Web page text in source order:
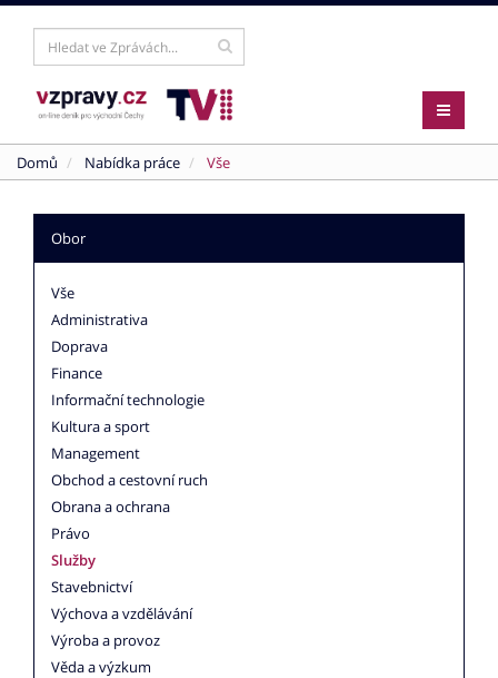
Domů Nabídka práce Vše
Obor
Vše
Administrativa
Doprava
Finance
Informační technologie
Kultura a sport
Management
Obchod a cestovní ruch
Obrana a ochrana
Právo
Služby
Stavebnictví
Výchova a vzdělávání
Výroba a provoz
Věda a výzkum